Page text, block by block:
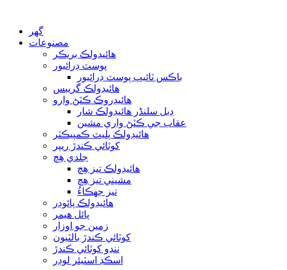
گھر
مصنوعات
هائيڊولڪ بريڪر
پوسٽ ڊرائيور
باڪس ٽائيپ پوسٽ ڊرائيور
هائيڊولڪ گريبس
هائيڊروڪ ڪٽڻ وارو
ڊبل سلنڈر هائيڊولڪ شار
عقاب جي ڪٽڻ واري مشين
هائيڊولڪ پليٽ ڪمپيڪٽر
کوٽائي ڪندڙ ريپر
جلدي هِچ
هائيڊولڪ تيز هِچ
مشيني تيز هِچ
تيز جهڪاءُ
هائيڊولڪ پائوڊر
پائل هيمر
زمين جو اوزار
کوٽائي ڪندڙ بالٽيون
ننڍو کوٽائي ڪندڙ
اسڪڊ اسٽيئر لوڊر